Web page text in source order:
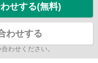
せする(無料)
わせする
わせください。